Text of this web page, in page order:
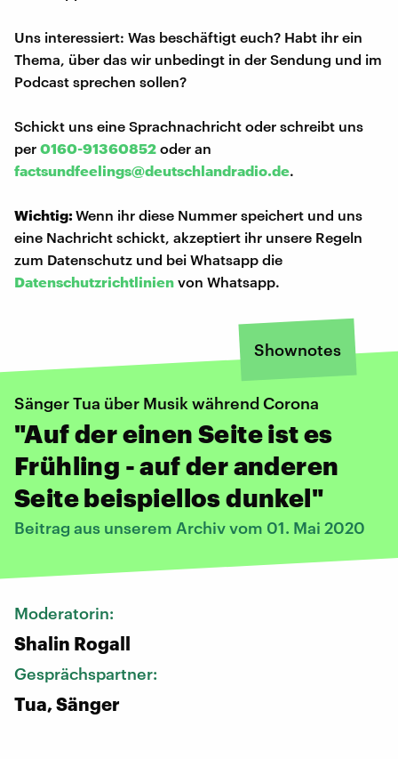
Uns interessiert: Was beschäftigt euch? Habt ihr ein
Thema, über das wir unbedingt in der Sendung und im
Podcast sprechen sollen?
Schickt uns eine Sprachnachricht oder schreibt uns
per 0160-91360852 oder an
factsundfeelings@deutschlandradio.de.
Wichtig:Wenn ihr diese Nummer speichert und uns
eine Nachricht schickt, akzeptiert ihr unsere Regeln
zum Datenschutz und bei Whatsapp die
Datenschutzrichtlinien von Whatsapp.
Shownotes
Sänger Tua über Musik während Corona
"Auf der einen Seite ist es
Frühling - auf der anderen
Seite beispiellos dunkel"
Beitrag aus unserem Archiv vom 01. Mai 2020
Moderatorin:
Shalin Rogall
Gesprächspartner:
Tua, Sänger